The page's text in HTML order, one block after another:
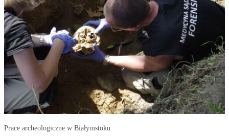
Prace archeologiczne w Białymstoku